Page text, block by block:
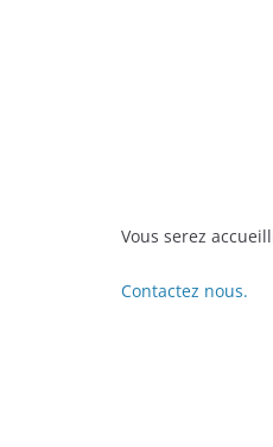
Vous serez
Contactez nous.